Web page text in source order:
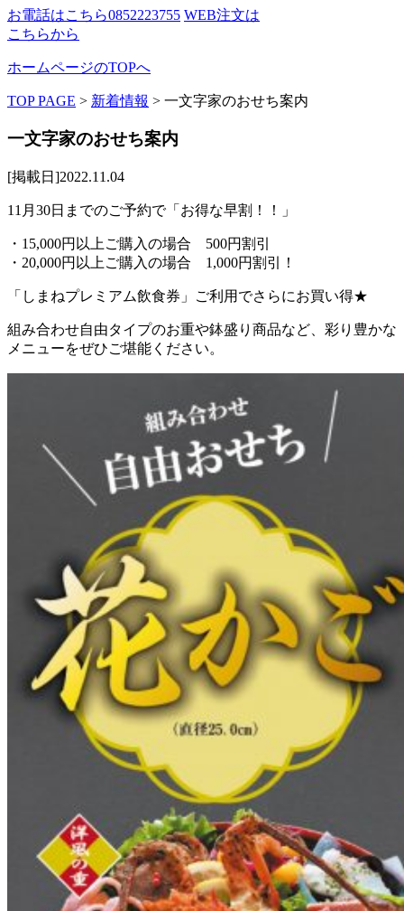
お電話はこちら0852223755 WEB注文は
こちらから
ホームページのTOPへ
TOP PAGE > 新着情報 > 一文字家のおせち案内
一文字家のおせち案内
[掲載日]2022.11.04
11月30日までのご予約で「お得な早割！！」
・15,000円以上ご購入の場合 500円割引
・20,000円以上ご購入の場合 1,000円割引！
「しまねプレミアム飲食券」ご利用でさらにお買い得★
組み合わせ自由タイプのお重や鉢盛り商品など、彩り豊かな
メニューをぜひご堪能ください。